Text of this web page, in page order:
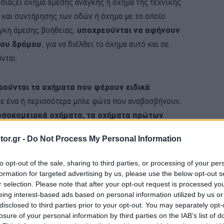
- Do Not Process My Personal Information
opt-out of the sale, sharing to third parties, or processing of your
for targeted advertising by us, please use the below opt-out
selection. Please note that after your opt-out request is processed
interest-based ads based on personal information utilized by us
to third parties prior to your opt-out. You may separately
of your personal information by third parties on the IAB’s list of
συντήρησης των οδών ή όχημα με το οποίο
άμεσης βοήθειας, υποχρεούνται να αφήνουν
δρόμου, για να διέλθει το όχημα αυτό και σε
τα οχήματα που φέρουν ειδικά
ένα ή περισσότερα μπλε φώτα που αναβοσβήνουν,
οχήματα, τα οχήματα πρώτων
τα Ελληνικής Αστυνομίας, της Δημοτικής
στρατιωτικών και λιμενικών αρχών.
BUY NOW
ΑΥΤΟΚΙΝΗΤΟ ΜΕ 0,9% ΕΠΙΤΟΚΙΟ
VAN ΜΟΝΟ ΜΕ 12 ΕΥΡΩ ΤΟ ΑΤΟΜΟ